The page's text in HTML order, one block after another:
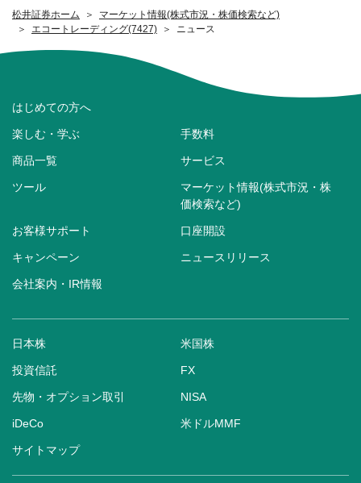
松井証券ホーム
マーケット情報(株式市況・株価検索など)
エコートレーディング(7427)
ニュース
はじめての方へ
楽しむ・学ぶ 手数料
商品一覧 サービス
ツール
マーケット情報(株式市況・株
価検索など)
お客様サポート 口座開設
キャンペーン ニュースリリース
会社案内・IR情報
日本株 米国株
投資信託 FX
先物・オプション取引 NISA
iDeCo 米ドルMMF
サイトマップ